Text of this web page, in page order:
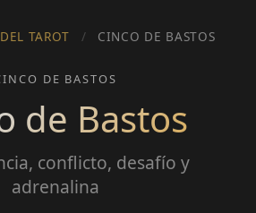
TAROT / CINCO DE BASTOS
DE BASTOS
de Bastos
conflicto, desafío y
adrenalina